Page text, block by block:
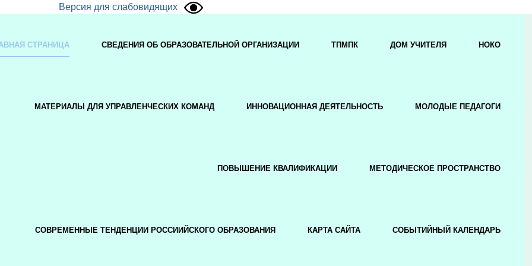
Версия для слабовидящих
СТРАНИЦА СВЕДЕНИЯ ОБ ОБРАЗОВАТЕЛЬНОЙ ОРГАНИЗАЦИИ ТПМПК ДОМ УЧИТЕЛЯ НОКО
МАТЕРИАЛЫ ДЛЯ УПРАВЛЕНЧЕСКИХ КОМАНД ИННОВАЦИОННАЯ ДЕЯТЕЛЬНОСТЬ МОЛОДЫЕ ПЕДАГОГИ
ПОВЫШЕНИЕ КВАЛИФИКАЦИИ МЕТОДИЧЕСКОЕ ПРОСТРАНСТВО
СОВРЕМЕННЫЕ ТЕНДЕНЦИИ РОССИИЙСКОГО ОБРАЗОВАНИЯ КАРТА САЙТА СОБЫТИЙНЫЙ КАЛЕНДАРЬ